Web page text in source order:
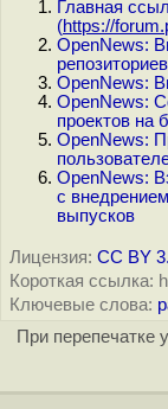
Главная
(https://
OpenNews:
OpenNews:
OpenNews:
проектов на
OpenNews:
OpenNews:
с
выпусков
Лицензия: CC BY
Короткая ссылка:
Ключевые слова:
При перепечатке